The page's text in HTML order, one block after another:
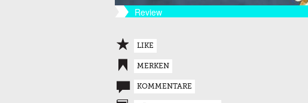
Review
LIKE
MERKEN
KOMMENTARE